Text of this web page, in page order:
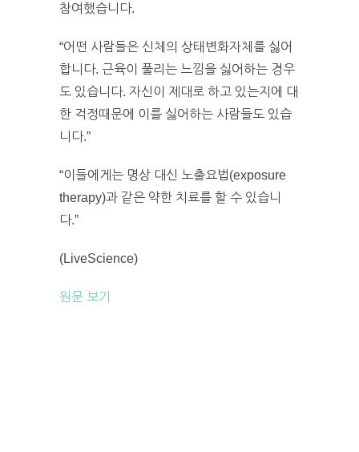
참여했습니다.
“어떤 사람들은 신체의 상태변화자체를 싫어
합니다. 근육이 풀리는 느낌을 싫어하는 경우
도 있습니다. 자신이 제대로 하고 있는지에 대
한 걱정때문에 이를 싫어하는 사람들도 있습
니다.”
“이들에게는 명상 대신 노출요법(exposure
therapy)과 같은 약한 치료를 할 수 있습니
다.”
(LiveScience)
원문 보기